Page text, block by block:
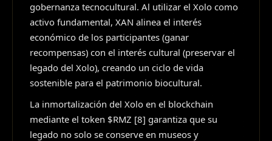
gobernanza tecnocultural. Al utilizar el Xolo como
activo fundamental, XAN alinea el interés
económico de los participantes (ganar
recompensas) con el interés cultural (preservar el
legado del Xolo), creando un ciclo de vida
sostenible para el patrimonio biocultural.
La inmortalización del Xolo en el blockchain
mediante el token $RMZ [8] garantiza que su
legado no solo se conserve en museos y